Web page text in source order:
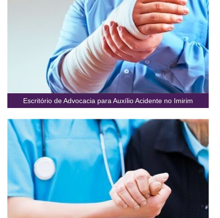
Escritório de Advocacia para Auxílio Acidente no Imirim